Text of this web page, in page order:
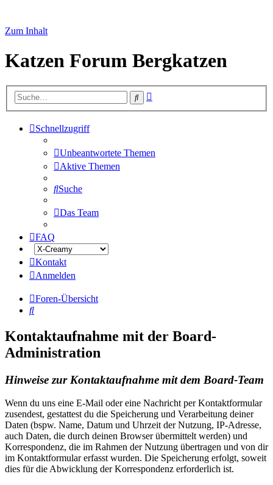
Zum Inhalt
Katzen Forum Bergkatzen
Suche
Schnellzugriff
Unbeantwortete Themen
Aktive Themen
Suche
Das Team
FAQ
Kontakt
Anmelden
Foren-Übersicht
Suche
Kontaktaufnahme mit der Board-
Administration
Hinweise zur Kontaktaufnahme mit dem Board-Team
Wenn du uns eine E-Mail oder eine Nachricht per Kontaktformular
zusendest, gestattest du die Speicherung und Verarbeitung deiner
Daten (bspw. Name, Datum und Uhrzeit der Nutzung, IP-Adresse,
auch Daten, die durch deinen Browser übermittelt werden) und
Korrespondenz, die im Rahmen der Nutzung übertragen und von dir
im Kontaktformular erfasst wurden. Die Speicherung erfolgt, soweit
dies für die Abwicklung der Korrespondenz erforderlich ist.